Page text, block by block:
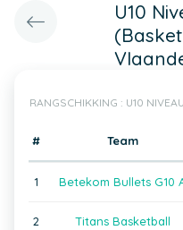
U10
RANGSCHIKKING : U10
# Team
1 Betekom Bullets G10
2
Titans Basketball